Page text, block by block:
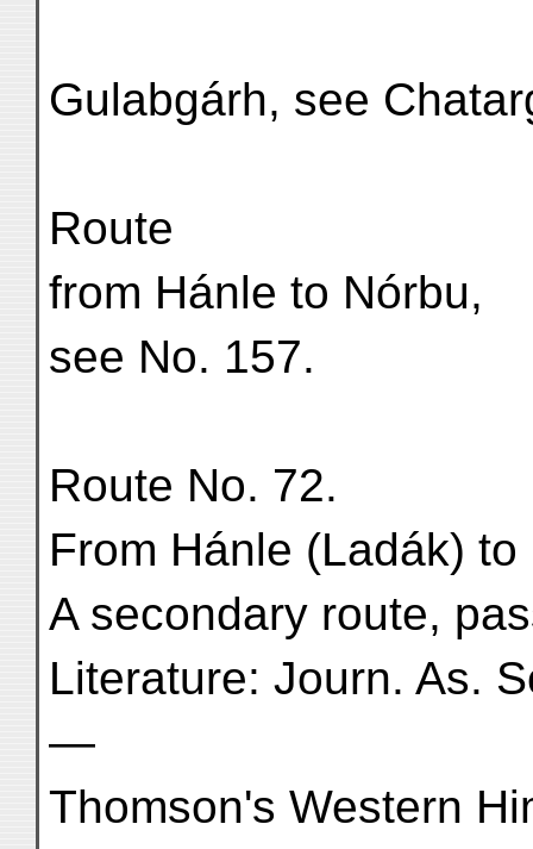
Gulabgárh, see
Route
from Hánle to Nórbu,
see No. 157.
Route No. 72.
From Hánle (Ladák)
A secondary route,
Literature: Journ. As.
—
Thomson's Western